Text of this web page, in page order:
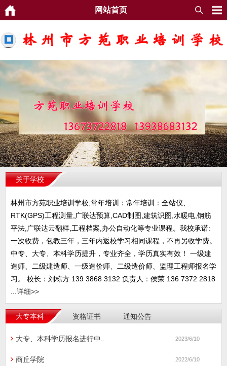
网站首页
关于学校
林州市方苑职业培训学校,常年培训：常年培训：全站仪、
RTK(GPS)工程测量,广联达预算,CAD制图,建筑识图,水暖电,钢筋
平法,广联达云翻样,工程档案,办公自动化等专业课程。我校承诺:
一次收费，包教三年，三年内返校学习相同课程，不再另收学费。
中专、大专、本科学历提升，专业齐全，学历真实有效！ 一级建
造师、二级建造师、一级造价师、二级造价师、监理工程师报名学
习。 校长：刘栋方 139 3868 3132 负责人：侯荣 136 7372 2818
...详细>>
大专本科 资格证书 通知公告
大专、本科学历报名进行中.. 2023/6/10
商丘学院 2022/6/10